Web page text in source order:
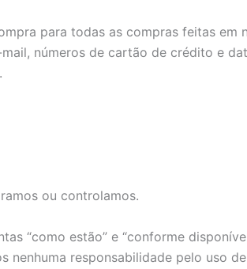
para todas as compras feitas em
números de cartão de crédito e
ou controlamos.
“como estão” e “conforme
responsabilidade pelo uso